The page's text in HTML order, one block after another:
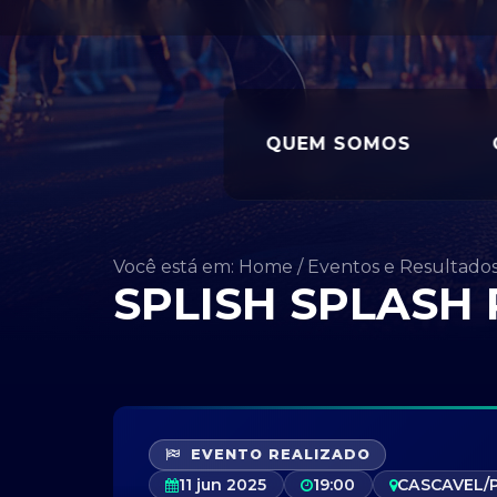
QUEM SOMOS
Você está em: Home / Eventos e
SPLISH SPLASH
EVENTO REALIZADO
11 jun 2025 19:00 CASCAVEL/